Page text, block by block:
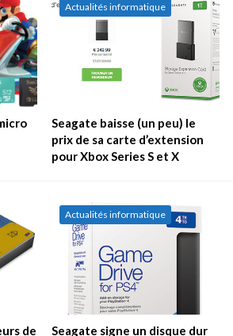
Actualités informatique
Seagate baisse (un peu) le
prix de sa carte d’extension
pour Xbox Series S et X
de
Actualités informatique
Seagate signe un disque dur